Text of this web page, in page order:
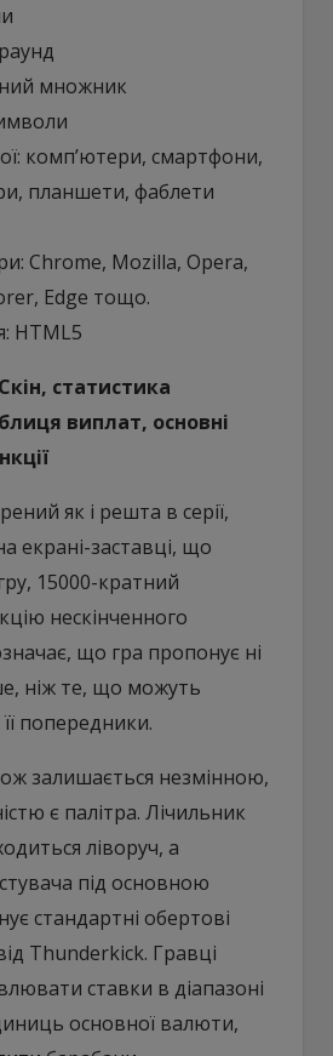
множник
комп’ютери, смартфони,
планшети, фаблети
Chrome, Mozilla, Opera,
Edge тощо.
HTML5
статистика
виплат, основні
як і решта в серії,
екрані-заставці, що
15000-кратний
нескінченного
що гра пропонує ні
ніж те, що можуть
попередники.
залишається незмінною,
є палітра. Лічильник
ліворуч, а
під основною
стандартні обертові
Thunderkick. Гравці
ставки в діапазоні
основної валюти,